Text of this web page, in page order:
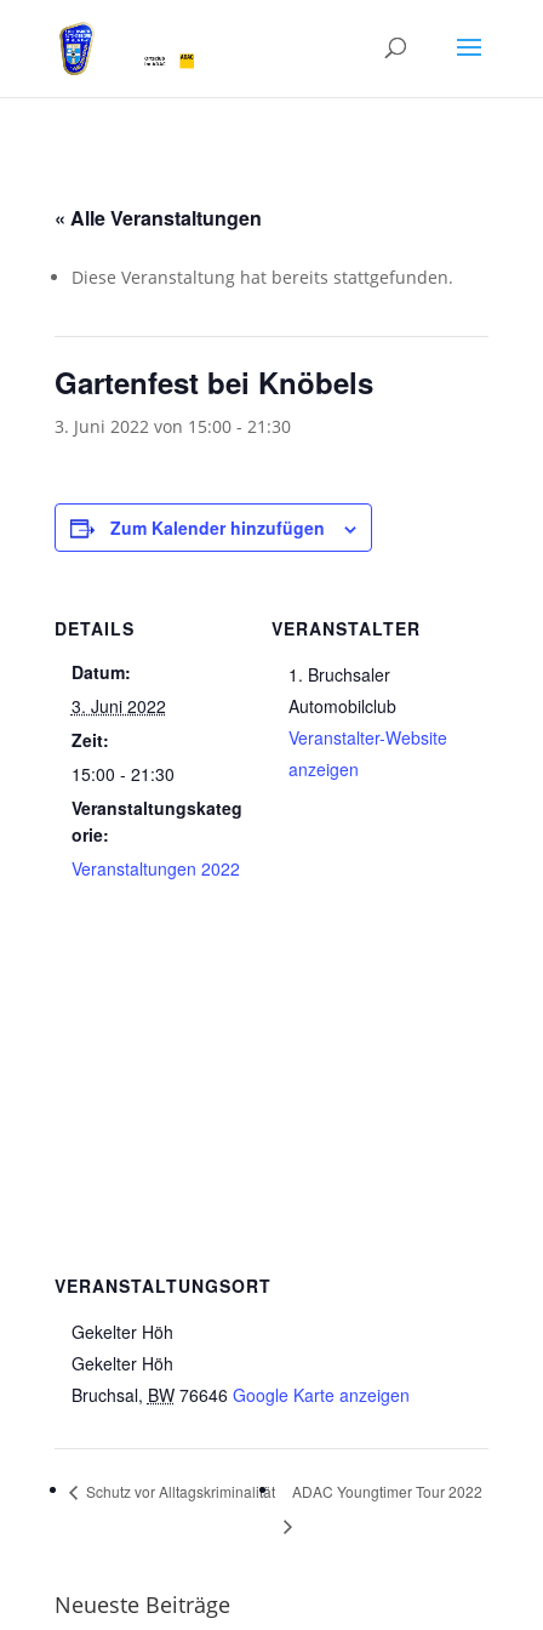
« Alle Veranstaltungen
Diese Veranstaltung hat bereits stattgefunden.
Gartenfest bei Knöbels
3. Juni 2022 von 15:00- 21:30
Zum Kalender hinzufügen
DETAILS
Datum:
3. Juni 2022
Zeit:
15:00 - 21:30
Veranstaltungskateg
orie:
Veranstaltungen 2022
VERANSTALTER
1. Bruchsaler
Automobilclub
Veranstalter-Website
anzeigen
VERANSTALTUNGSORT
Gekelter Höh
Gekelter Höh
Bruchsal, BW 76646 Google Karte anzeigen
Schutz vor Alltagskriminalität ADAC Youngtimer Tour 2022
Neueste Beiträge